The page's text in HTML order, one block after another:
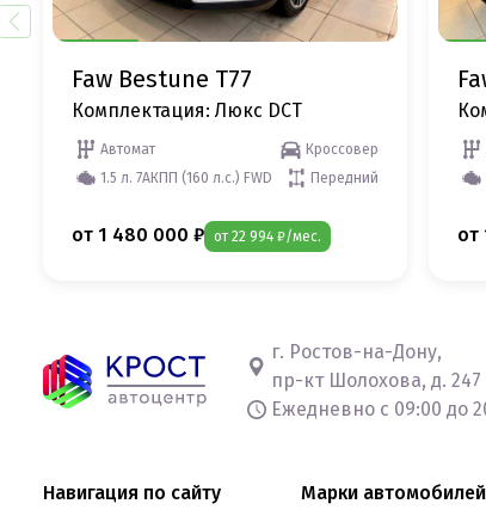
Faw Bestune T77
Комплектация: Люкс DCT
Автомат
Кроссовер
1.5 л. 7АКПП (160 л.с.) FWD
Передний
от 1 480 000 ₽ от 22 994 ₽/мес. от
г. Ростов-на-Дону,
пр-кт Шолохова, д. 247
Ежедневно с 09:00 до
Навигация по сайту Марки автомобилей